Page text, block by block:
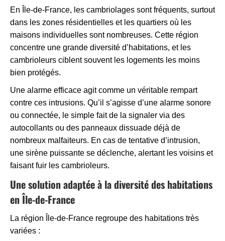
En Île-de-France, les cambriolages sont fréquents, surtout
dans les zones résidentielles et les quartiers où les
maisons individuelles sont nombreuses. Cette région
concentre une grande diversité d’habitations, et les
cambrioleurs ciblent souvent les logements les moins
bien protégés.
Une alarme efficace agit comme un véritable rempart
contre ces intrusions. Qu’il s’agisse d’une alarme sonore
ou connectée, le simple fait de la signaler via des
autocollants ou des panneaux dissuade déjà de
nombreux malfaiteurs. En cas de tentative d’intrusion,
une sirène puissante se déclenche, alertant les voisins et
faisant fuir les cambrioleurs.
Une solution adaptée à la diversité des habitations
en Île-de-France
La région Île-de-France regroupe des habitations très
variées :